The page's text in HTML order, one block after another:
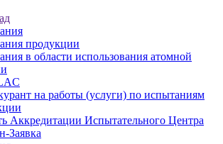
продукции
в области использования атомной
на работы (услуги) по испытаниям
Аккредитации Испытательного Центра
Заявка